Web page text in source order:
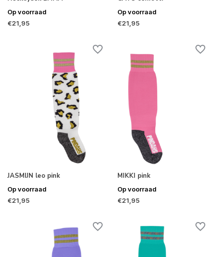
Op voorraad
€21,95
Op voorraad
€21,95
JASMIJN leo pink
Op voorraad
€21,95
MIKKI pink
Op voorraad
€21,95